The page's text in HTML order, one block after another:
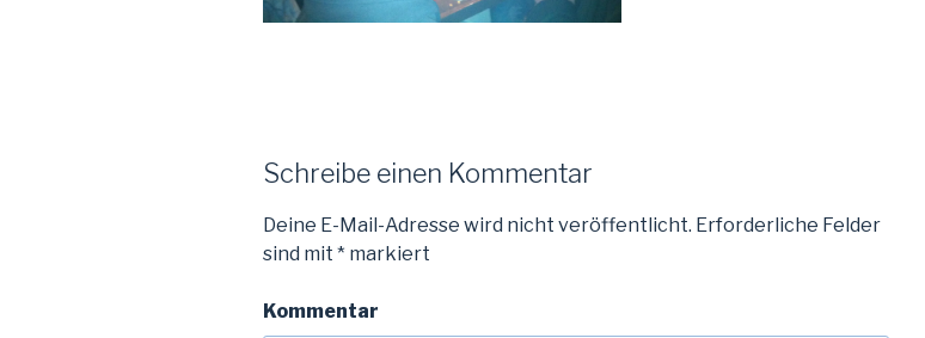
Schreibe einen Kommentar
Deine E-Mail-Adresse wird nicht veröffentlicht. Erforderliche Felder
sind mit * markiert
Kommentar